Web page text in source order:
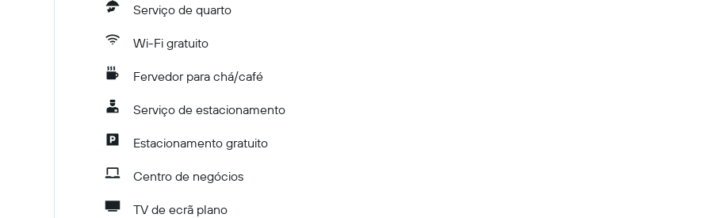
Serviço de quarto
Wi-Fi gratuito
Fervedor para chá/café
Serviço de estacionamento
Estacionamento gratuito
Centro de negócios
TV de ecrã plano